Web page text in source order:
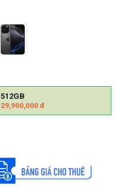
512GB
29,900,000đ